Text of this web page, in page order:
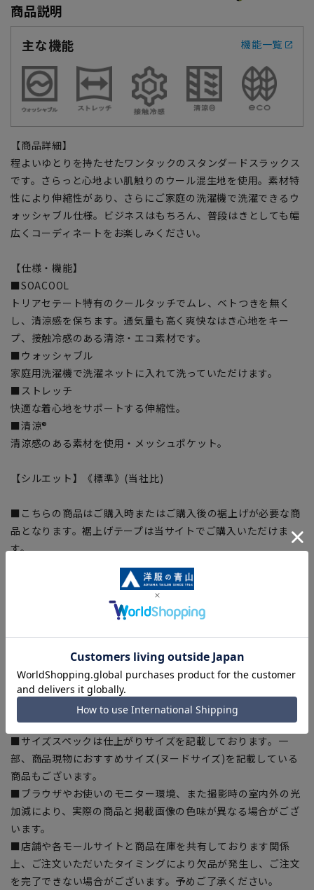
商品説明
主な機能
機能一覧
【商品詳細】
程よいゆとりを持たせたワンタックのスタンダードスラックス
です。さらっと心地よい肌触りのウール混生地を使用。素材特
性により伸縮性があり、さらにご家庭の洗濯機で洗濯できるウ
ォッシャブル仕様。ビジネスはもちろん、普段はきとしても幅
広くコーディネートをお楽しみください。
【仕様・機能】
■SOACOOL
トリアセテート特有のクールタッチでムレ、ベトつきを無く
し、清涼感を保ちます。通気量も高く爽快なはき心地をキー
プ、接触冷感のある清涼・エコ素材です。
■ウォッシャブル
家庭用洗濯機で洗濯ネットに入れて洗っていただけます。
■ストレッチ
快適な着心地をサポートする伸縮性。
■清涼®
清涼感のある素材を使用・メッシュポケット。
【シルエット】《標準》(当社比)
■こちらの商品はご購入時またはご購入後の裾上げが必要な商
品となります。裾上げテープは当サイトでご購入いただけま
す。
SUSOTAPE010
※こちらの商品は在庫切れの場合がございます。
【商品に関するご注意】
■商品画像はサンプルのため、色味やサイズ等の仕様に変更が
ある場合がございますので、予めご了承ください。
■ゆとり感には個人差があります。サイズ表を確認の上、ご購
入の目安としてご利用ください。
■生地や仕様・デザインにより、着用感や実際のサイズ表に若
干の誤差が生じる場合がございます。予めご了承ください。
■サイズスペックは仕上がりサイズを記載しております。一
部、商品現物におすすめサイズ(ヌードサイズ)を記載している
商品もございます。
■ブラウザやお使いのモニター環境、また撮影時の室内外の光
加減により、実際の商品と掲載画像の色味が異なる場合がござ
います。
■店舗や各モールサイトと商品在庫を共有しております関係
上、ご注文いただいたタイミングにより欠品が発生し、ご注文
を完了できない場合がございます。予めご了承ください。